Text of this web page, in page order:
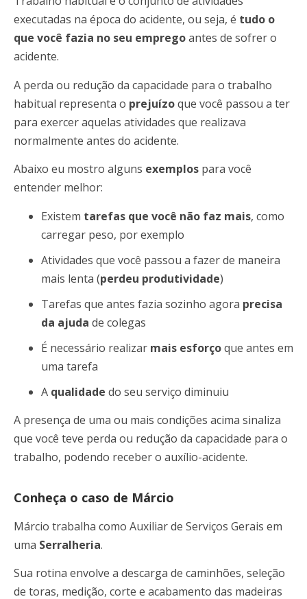
executadas na época do acidente, ou seja, é tudo o
que você fazia no seu empregoantes de sofrer o
acidente.
A perda ou redução da capacidade para o trabalho
habitual representa o prejuízoque você passou a ter
para exercer aquelas atividades que realizava
normalmente antes do acidente.
Abaixo eu mostro alguns exemplos para você
entender melhor:
Existem tarefas que você não faz mais, como
carregar peso, por exemplo
Atividades que você passou a fazer de maneira
mais lenta (perdeu produtividade)
Tarefas que antes fazia sozinho agora precisa
da ajuda de colegas
É necessário realizar mais esforçoque antes em
uma tarefa
A qualidade do seu serviço diminuiu
A presença de uma ou mais condições acima sinaliza
que você teve perda ou redução da capacidade para o
trabalho, podendo receber o auxílio-acidente.
Conheça o caso de Márcio
Márcio trabalha como Auxiliar de Serviços Gerais em
uma Serralheria.
Sua rotina envolve a descarga de caminhões, seleção
de toras, medição, corte e acabamento das madeiras